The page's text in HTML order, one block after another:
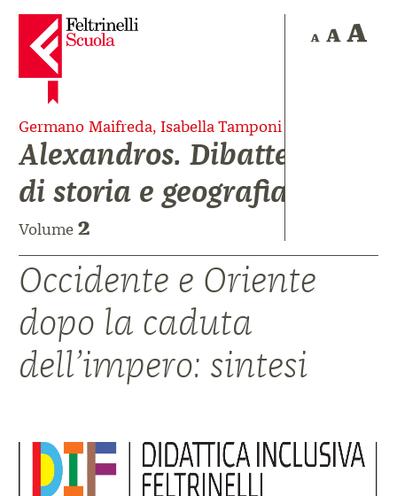
Germano Maifreda, Isabella Tamponi
Alexandros. Dibattere
di storia e geografia
Volume 2
Occidente e Oriente
dopo la caduta
dell’impero: sintesi